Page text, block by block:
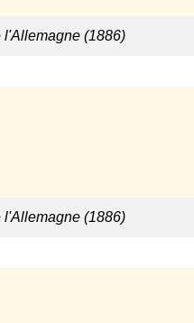
l'Allemagne (1886)
l'Allemagne (1886)